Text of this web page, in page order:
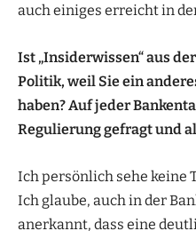
auch einiges erreicht in
Ist „Insiderwissen“aus
Politik, weil Sie ein
haben? Auf jeder
Regulierunggefragt und
Ich persönlich sehe keine
Ich glaube, auch in der
anerkannt, dass eine